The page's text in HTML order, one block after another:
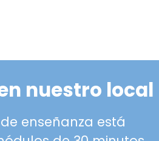
nuestro local
enseñanza está